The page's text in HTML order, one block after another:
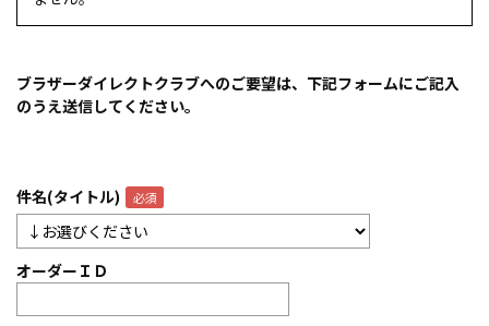
ブラザーダイレクトクラブへのご要望は、下記フォームにご記入
のうえ送信してください。
件名(タイトル)
オーダーＩＤ